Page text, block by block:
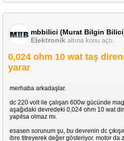
mbbilici (Murat Bilgin
Elektronik altına konu açtı.
0,024 ohm 10 wat taş
yarar
merhaba arkadaşlar.
dc 220 volt ile çalışan 600w gücünde
aşağıdaki devredeki 0,024 ohm 10 wat
yapılsa olmaz mı.
esasen sorunum şu, bu devrenin dc
ibre titreyerek değer gösteriyor. motor da